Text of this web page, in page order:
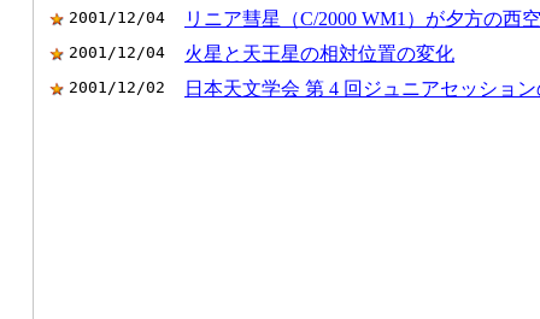
2001/12/04 リニア彗星（C/2000 WM1）が夕方の西
2001/12/04 火星と天王星の相対位置の変化
2001/12/02 日本天文学会 第 4 回ジュニアセッショ